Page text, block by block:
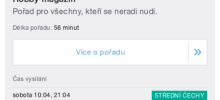
Pořad pro všechny, kteří se neradi nudí.
Délka pořadu: 56 minut
Více o pořadu
Čas vysílání
sobota 10:04, 21:04 STŘEDNÍ ČECHY